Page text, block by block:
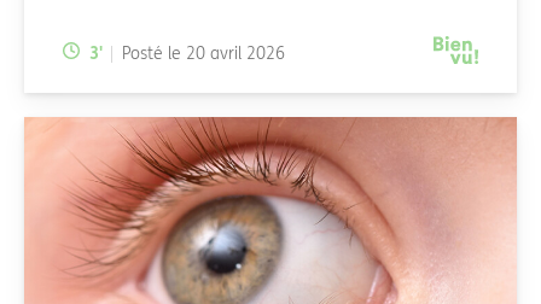
Temps de lecture:
3' Posté le 20 avril 2026